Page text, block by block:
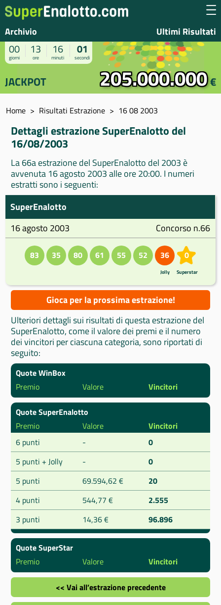
Archivio Ultimi Risultati
00
giorni
13
ore
16
minuti
01
secondi
JACKPOT 205.000.000€
Home Risultati Estrazione 16 08 2003
Dettagli estrazione SuperEnalotto del
16/08/2003
La 66a estrazione del SuperEnalotto del 2003 è
avvenuta 16 agosto 2003 alle ore 20:00. I numeri
estratti sono i seguenti:
SuperEnalotto
16 agosto 2003
Concorso n.66
83 35 80 61 55 52 36
Jolly
0
Superstar
Gioca per la prossima estrazione!
Ulteriori dettagli sui risultati di questa estrazione del
SuperEnalotto, come il valore dei premi e il numero
dei vincitori per ciascuna categoria, sono riportati di
seguito:
Quote WinBox
Premio
Valore Vincitori
Quote SuperEnalotto
Premio
Valore
Vincitori
6 punti
-
0
5 punti + Jolly
-
0
5 punti
69.594,62 €
20
4 punti
544,77 €
2.555
3 punti
14,36 € 96.896
Quote SuperStar
Premio
Valore Vincitori
<< Vai all’estrazione precedente